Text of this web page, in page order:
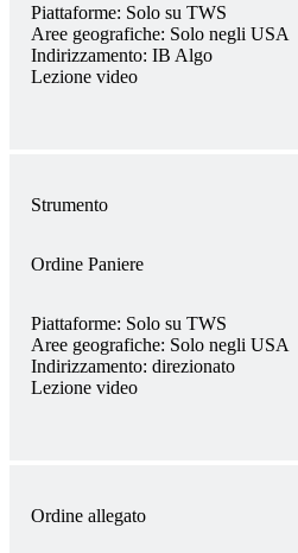
Piattaforme: Solo su TWS
Aree geografiche: Solo negli USA
Indirizzamento: IB Algo
Lezione video
Strumento
Ordine Paniere
Piattaforme: Solo su TWS
Aree geografiche: Solo negli USA
Indirizzamento: direzionato
Lezione video
Ordine allegato